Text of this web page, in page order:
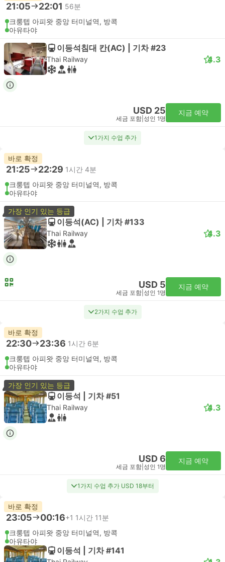
21:05 22:01 56분
크룽텝 아피왓 중앙 터미널역, 방콕
아유타야
이등석침대 칸(AC) | 기차 #23
Thai Railway 4.3
USD 25
세금 포함 성인 1명
지금 예약
1가지 수업 추가
바로 확정
21:25 22:29 1시간 4분
크룽텝 아피왓 중앙 터미널역, 방콕
아유타야
가장 인기 있는 등급
이등석(AC) | 기차 #133
Thai Railway 4.3
USD 5
세금 포함 성인 1명
지금 예약
2가지 수업 추가
바로 확정
22:30 23:36 1시간 6분
크룽텝 아피왓 중앙 터미널역, 방콕
아유타야
가장 인기 있는 등급
이등석 | 기차 #51
Thai Railway 4.3
USD 6
세금 포함 성인 1명
지금 예약
1가지 수업 추가 USD 18부터
바로 확정
23:05 00:16+1 1시간 11분
크룽텝 아피왓 중앙 터미널역, 방콕
아유타야
이등석 | 기차 #141